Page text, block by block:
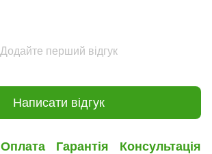
Додайте перший відгук
Написати відгук
Оплата Гарантія Консультація